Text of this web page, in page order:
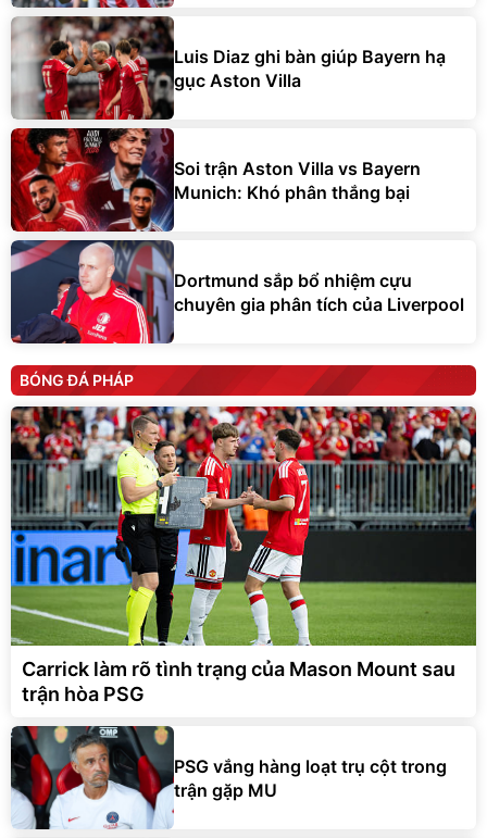
Luis Diaz ghi bàn giúp Bayern hạ
gục Aston Villa
Soi trận Aston Villa vs Bayern
Munich: Khó phân thắng bại
Dortmund sắp bổ nhiệm cựu
chuyên gia phân tích của Liverpool
BÓNG ĐÁ PHÁP
Carrick làm rõ tình trạng của Mason Mount sau
trận hòa PSG
PSG vắng hàng loạt trụ cột trong
trận gặp MU